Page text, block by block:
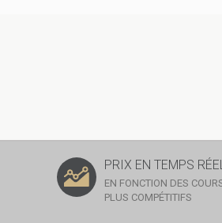
PRIX EN TEMPS
EN FONCTION DES
PLUS COMPÉTITIFS